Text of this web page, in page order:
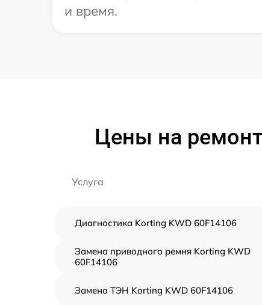
и время.
Цены на
Услуга
Диагностика Korting KWD 60F14106
Замена приводного ремня Korting KWD
60F14106
Замена ТЭН Korting KWD 60F14106